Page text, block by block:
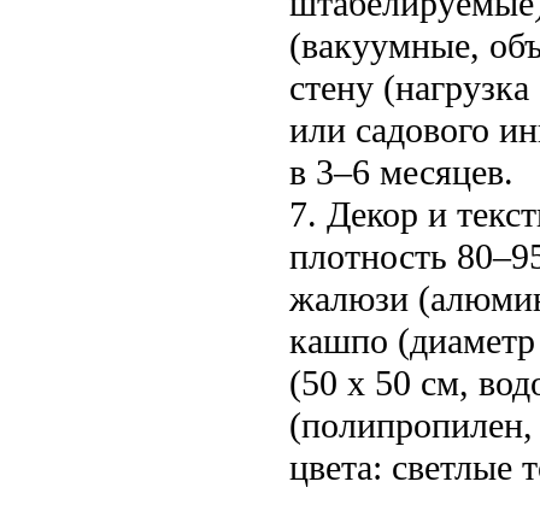
(вакуумные,
стену
или садового
в 3–6 месяцев.
7. Декор и
плотность
жалюзи
кашпо
(50 x 50 см,
цвета: светлые